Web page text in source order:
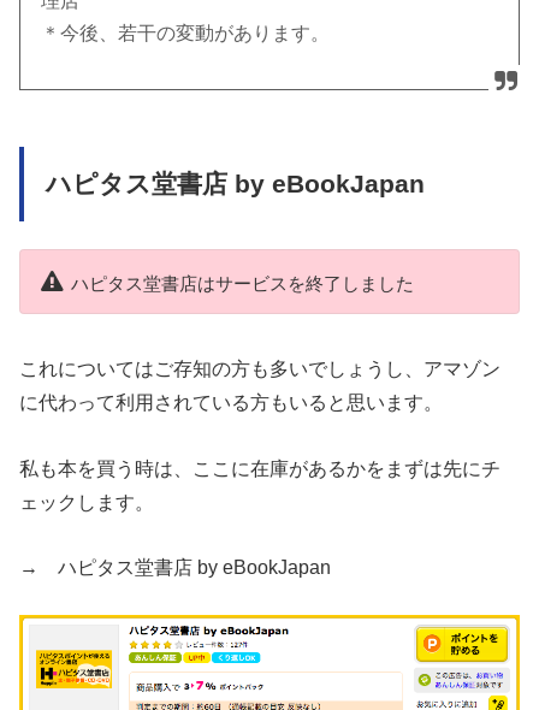
＊今後、若干の変動があります。
ハピタス堂書店 by eBookJapan
ハピタス堂書店はサービスを終了しました
これについてはご存知の方も多いでしょうし、アマゾン
に代わって利用されている方もいると思います。
私も本を買う時は、ここに在庫があるかをまずは先にチ
ェックします。
→ ハピタス堂書店 by eBookJapan